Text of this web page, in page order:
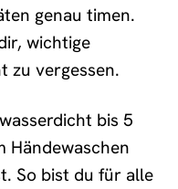
genau timen.
wichtige
zu vergessen.
bis 5
Händewaschen
So bist du für alle